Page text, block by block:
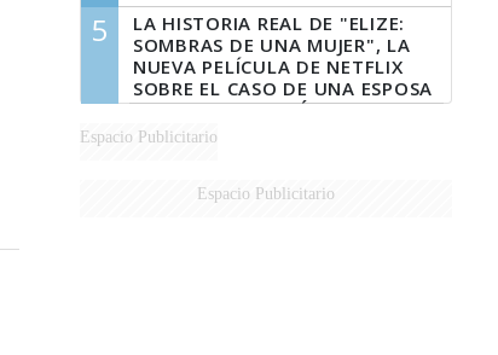
5
LA HISTORIA REAL DE "ELIZE:
SOMBRAS DE UNA MUJER", LA
NUEVA PELÍCULA DE NETFLIX
SOBRE EL CASO DE UNA ESPOSA
QUE DESCUARTIZÓ A SU
MARIDO
Espacio Publicitario
Espacio Publicitario